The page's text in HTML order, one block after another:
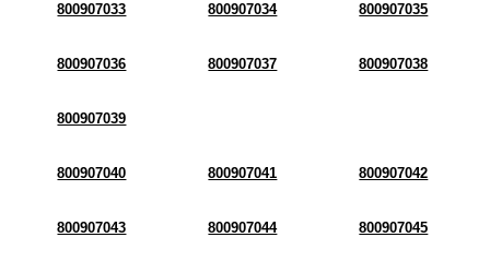
800907033 800907034 800907035
800907036 800907037 800907038
800907039
800907040 800907041 800907042
800907043 800907044 800907045